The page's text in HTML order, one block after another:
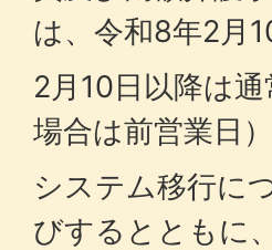
は、令和8年2月
2月10日以降は
場合は前営業日
システム移行に
びするとともに